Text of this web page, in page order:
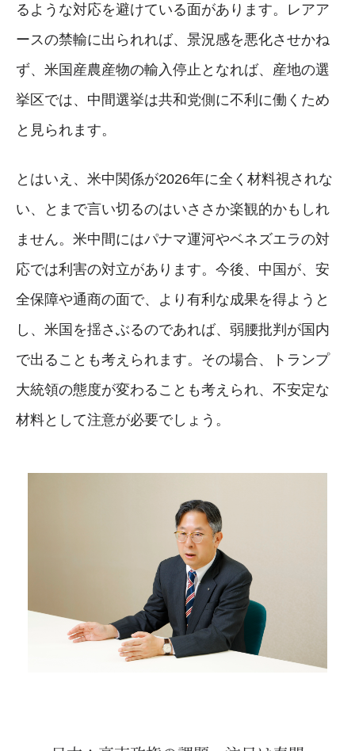
るような対応を避けている面があります。レアア
ースの禁輸に出られれば、景況感を悪化させかね
ず、米国産農産物の輸入停止となれば、産地の選
挙区では、中間選挙は共和党側に不利に働くため
と見られます。
とはいえ、米中関係が2026年に全く材料視されな
い、とまで言い切るのはいささか楽観的かもしれ
ません。米中間にはパナマ運河やベネズエラの対
応では利害の対立があります。今後、中国が、安
全保障や通商の面で、より有利な成果を得ようと
し、米国を揺さぶるのであれば、弱腰批判が国内
で出ることも考えられます。その場合、トランプ
大統領の態度が変わることも考えられ、不安定な
材料として注意が必要でしょう。